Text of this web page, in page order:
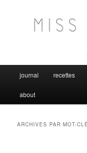
principal
journal recettes
about
ARCHIVES PAR MOT-